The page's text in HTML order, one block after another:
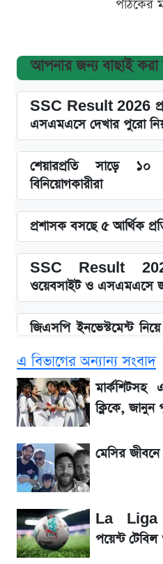
পাঠকের
আপনার জন্য বাছাই
SSC Result 2026
এসএমএসে দেখার পুরো
শেয়ারপ্রতি সাড়ে
বিনিয়োগকারীরা
প্রশাসক বসছে ৫ আর্থিক
SSC Result
ওয়েবসাইট ও এসএমএসে
জিএসপি ইনভেস্টমেন্ট
উত্থান-পতনের দোলাচলে
শীর্ষে যে ১০ কোম্পানি
SSC Result প্রকাশ
পাসের হার ও ফল দেখার
SSC Result প্রকাশ
নম্বরসহ জানুন যেভাবে
এ বিভাগের অন্যান্য সংবাদ
ক্লিকে, জানুন
মেসির
La Liga
পয়েন্ট